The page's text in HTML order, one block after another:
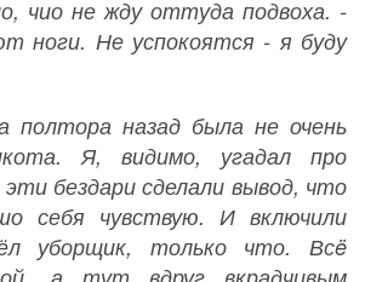
чио не жду оттуда подвоха. -
ноги. Не успокоятся - я буду
полтора назад была не очень
Я, видимо, угадал про
бездари сделали вывод, что
себя чувствую. И включили
уборщик, только что. Всë